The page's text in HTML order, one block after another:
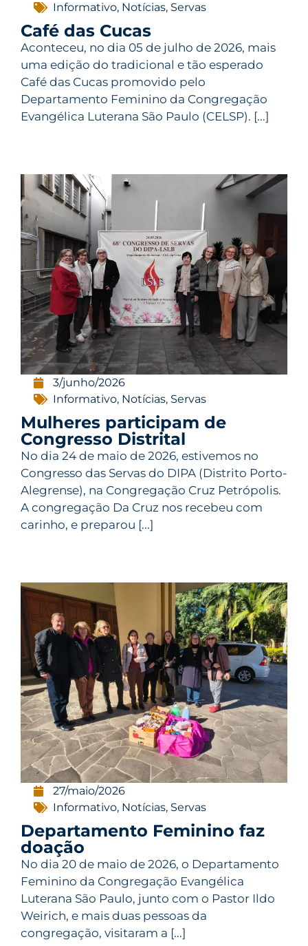
Informativo, Notícias, Servas
Café das Cucas
Aconteceu, no dia 05 de julho de 2026, mais
uma edição do tradicional e tão esperado
Café das Cucas promovido pelo
Departamento Feminino da Congregação
Evangélica Luterana São Paulo (CELSP). [...]
3/junho/2026
Informativo, Notícias, Servas
Mulheres participam de
Congresso Distrital
No dia 24 de maio de 2026, estivemos no
Congresso das Servas do DIPA (Distrito Porto-
Alegrense), na Congregação Cruz Petrópolis.
A congregação Da Cruz nos recebeu com
carinho, e preparou [...]
27/maio/2026
Informativo, Notícias, Servas
Departamento Feminino faz
doação
No dia 20 de maio de 2026, o Departamento
Feminino da Congregação Evangélica
Luterana São Paulo, junto com o Pastor Ildo
Weirich, e mais duas pessoas da
congregação, visitaram a [...]